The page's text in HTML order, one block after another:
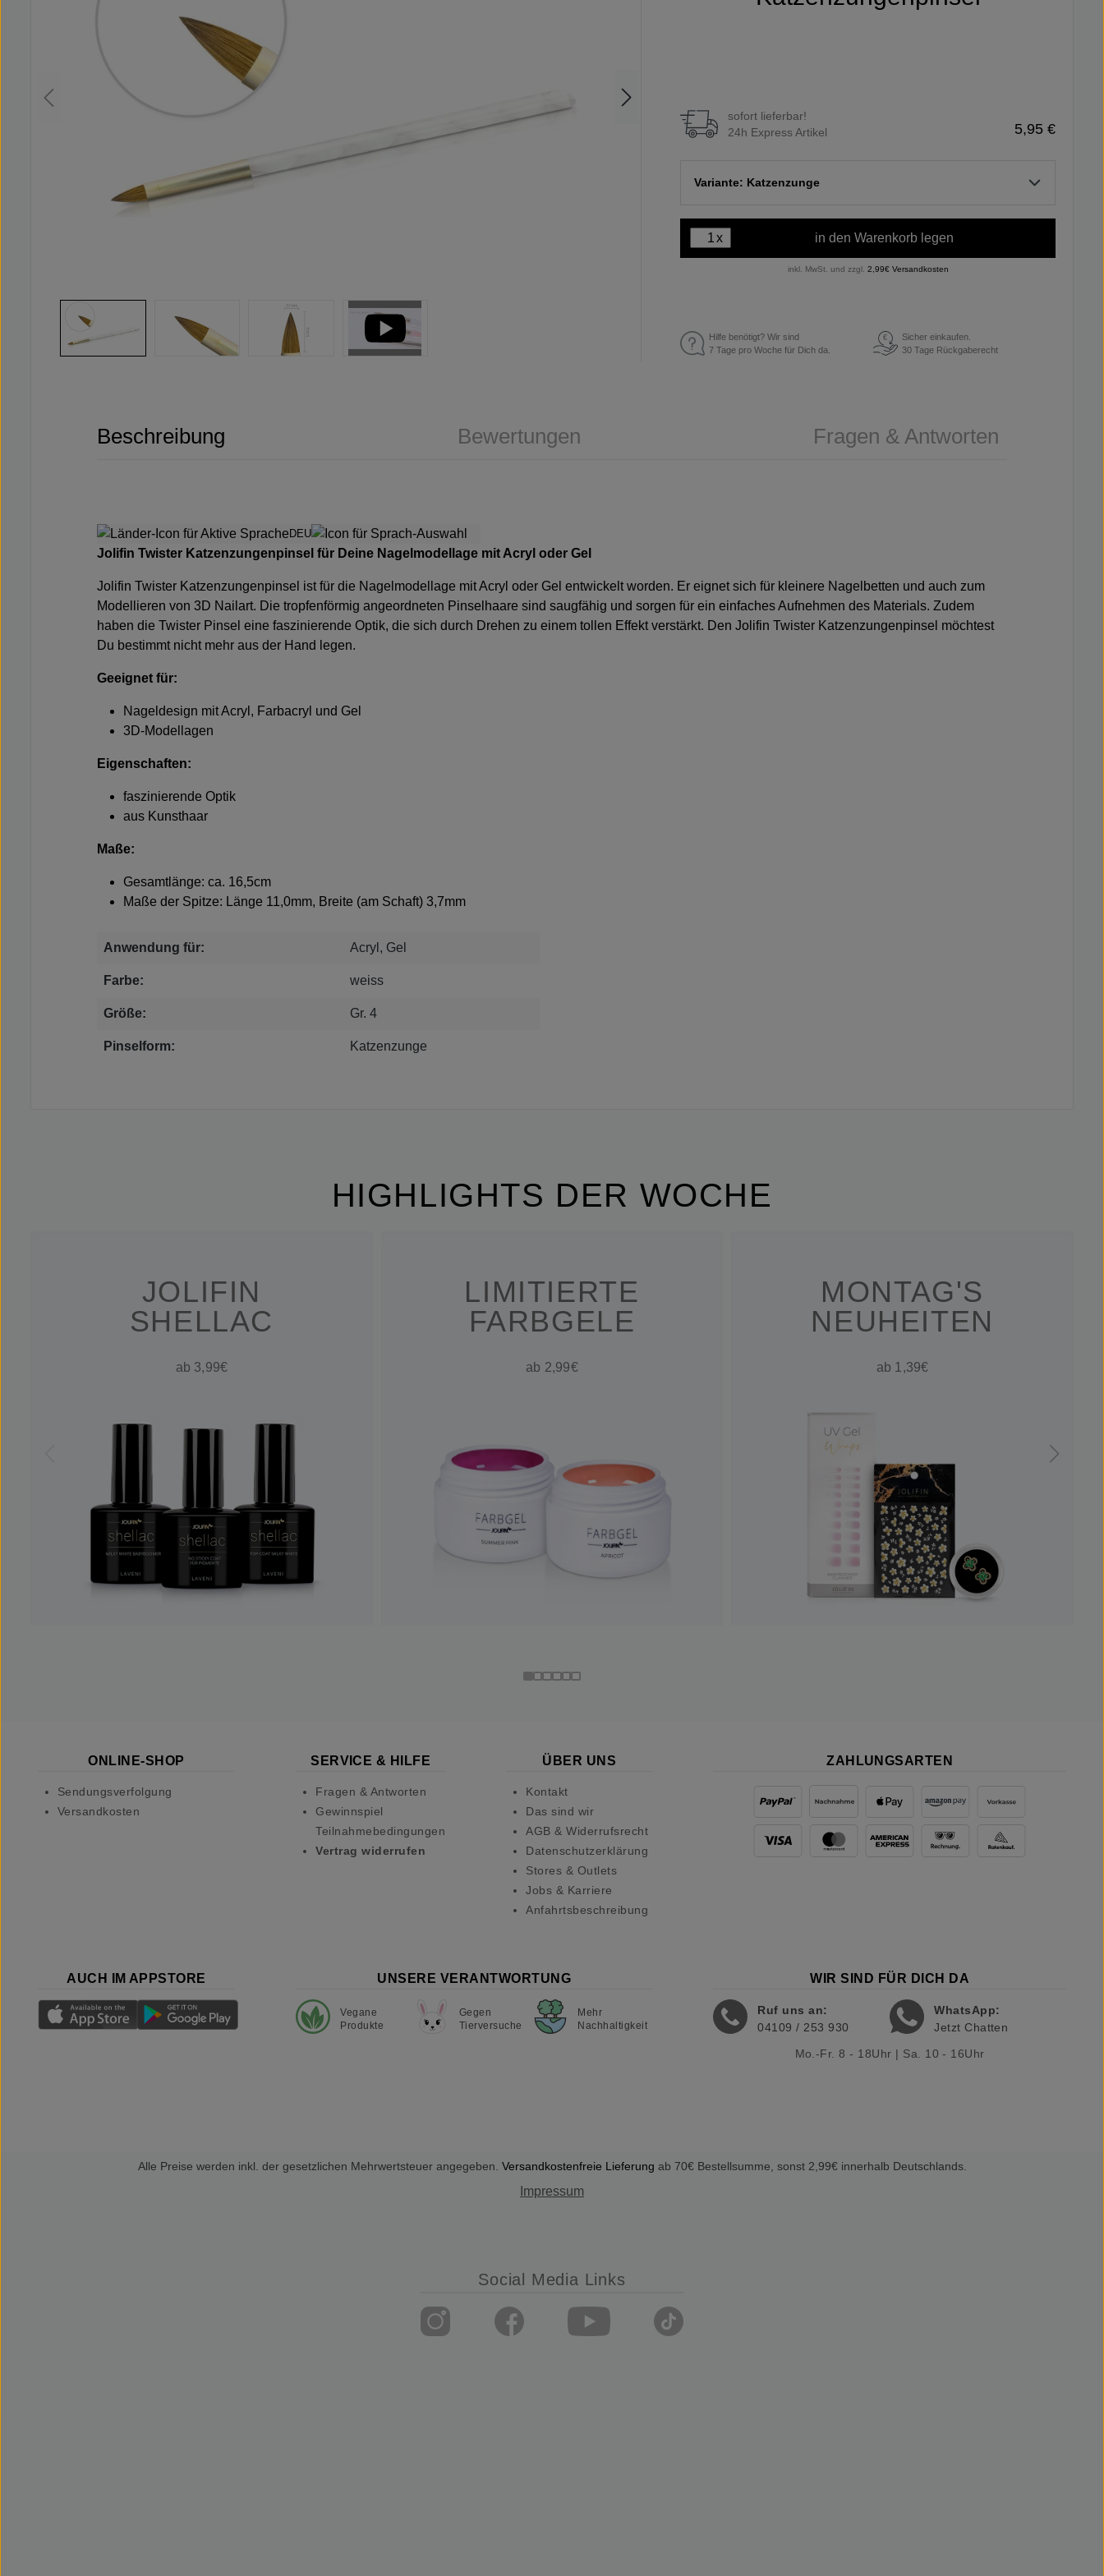
sofort lieferbar!
24h Express Artikel
5,95 €
Variante: Katzenzunge
x in den Warenkorb legen
inkl. MwSt. und zzgl. 2,99€ Versandkosten
Hilfe benötigt? Wir sind
7 Tage pro Woche für Dich da.
€
Sicher einkaufen.
30 Tage Rückgaberecht
Beschreibung Bewertungen Fragen & Antworten
DEU
Jolifin Twister Katzenzungenpinsel für Deine Nagelmodellage mit Acryl oder Gel
Jolifin Twister Katzenzungenpinsel ist für die Nagelmodellage mit Acryl oder Gel entwickelt worden. Er eignet sich für kleinere Nagelbetten und auch zum
Modellieren von 3D Nailart. Die tropfenförmig angeordneten Pinselhaare sind saugfähig und sorgen für ein einfaches Aufnehmen des Materials. Zudem
haben die Twister Pinsel eine faszinierende Optik, die sich durch Drehen zu einem tollen Effekt verstärkt. Den Jolifin Twister Katzenzungenpinsel möchtest
Du bestimmt nicht mehr aus der Hand legen.
Geeignet für:
Nageldesign mit Acryl, Farbacryl und Gel
3D-Modellagen
Eigenschaften:
faszinierende Optik
aus Kunsthaar
Maße:
Gesamtlänge: ca. 16,5cm
Maße der Spitze: Länge 11,0mm, Breite (am Schaft) 3,7mm
Anwendung für: Acryl, Gel
Farbe: weiss
Größe: Gr. 4
Pinselform: Katzenzunge
HIGHLIGHTS DER WOCHE
JOLIFIN
SHELLAC
ab 3,99€
LIMITIERTE
FARBGELE
ab 2,99€
MONTAG'S
NEUHEITEN
ab 1,39€
ONLINE-SHOP
Sendungsverfolgung
Versandkosten
SERVICE & HILFE
Fragen & Antworten
Gewinnspiel
Teilnahmebedingungen
Vertrag widerrufen
ÜBER UNS
Kontakt
Das sind wir
AGB & Widerrufsrecht
Datenschutzerklärung
Stores & Outlets
Jobs & Karriere
Anfahrtsbeschreibung
ZAHLUNGSARTEN
AUCH IM APPSTORE UNSERE VERANTWORTUNG
Vegane
Produkte
Gegen
Tierversuche
Mehr
Nachhaltigkeit
WIR SIND FÜR DICH DA
Ruf uns an:
04109 / 253 930
WhatsApp:
Jetzt Chatten
Mo.-Fr. 8 - 18Uhr | Sa. 10 - 16Uhr
Alle Preise werden inkl. der gesetzlichen Mehrwertsteuer angegeben. Versandkostenfreie Lieferung ab 70€ Bestellsumme, sonst 2,99€ innerhalb Deutschlands.
Impressum
Social Media Links